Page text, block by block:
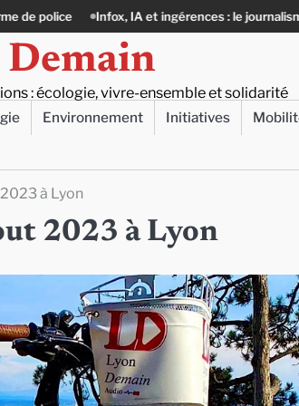
et ingérences : le journalisme peut-il encore lutter
: écologie, vivre-ensemble et solidarité
Environnement Initiatives
à Lyon
2023 à Lyon